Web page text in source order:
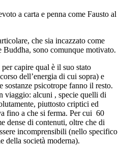
a carta e penna come Fausto al
che sia incazzato come
Buddha, sono comunque motivato.
capire qual è il suo stato
dell’energia di cui sopra) e
sostanze psicotrope fanno il resto.
viaggio: alcuni , specie quelli di
piuttosto criptici ed
fino a che si ferma. Per cui 60
dense di contenuti, oltre che di
incomprensibili (nello specifico
della società moderna).